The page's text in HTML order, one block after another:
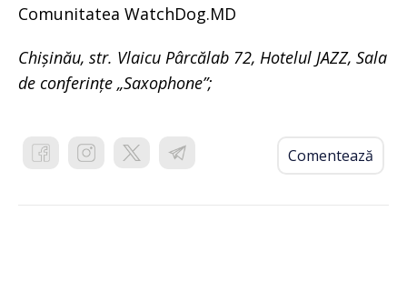
Comunitatea WatchDog.MD
Chișinău, str. Vlaicu Pârcălab 72, Hotelul JAZZ, Sala
de conferințe „Saxophone”;
Comentează